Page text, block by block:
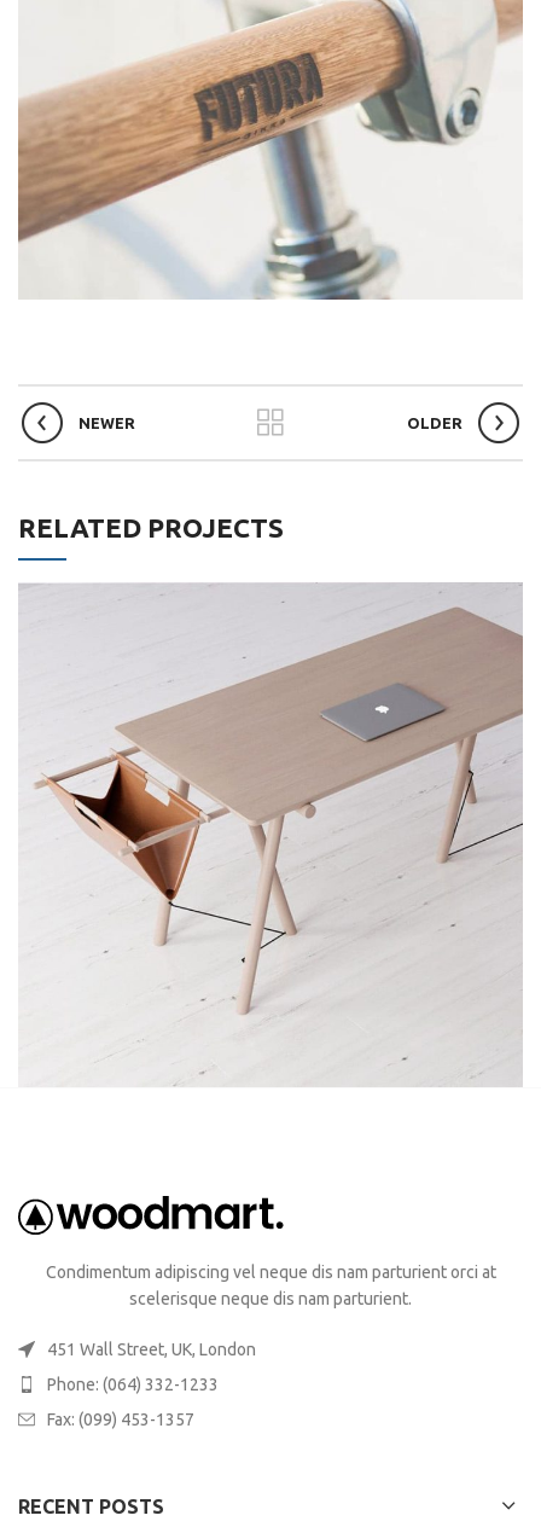
NEWER OLDER
RELATED PROJECTS
Condimentum adipiscing vel neque dis nam parturient orci at
scelerisque neque dis nam parturient.
451 Wall Street, UK, London
Phone: (064) 332-1233
Fax: (099) 453-1357
RECENT POSTS